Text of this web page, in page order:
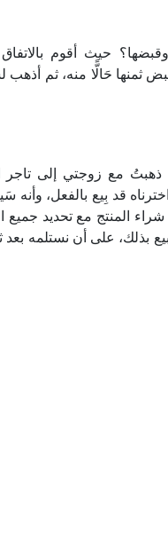
حيث أقوم
ثمنها حَالًّا منه، ثم أذهب
مع زوجتي إلى تاجر
قد بِيع بالفعل،
المنتج مع تحديد جميع
بذلك، على أن نستلمه بعد